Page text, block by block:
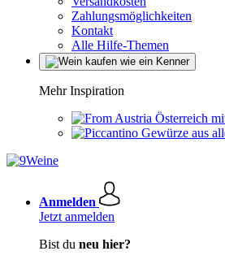
Zahlungsmöglichkeiten
Kontakt
Alle Hilfe-Themen
Mehr Inspiration
Österreich
Gewürze aus
Anmelden
Jetzt anmelden
Bist du neu hier?